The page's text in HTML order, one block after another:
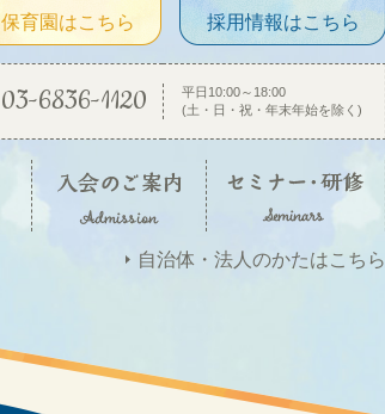
保育園はこちら 採用情報はこちら
03-6836-1120
平日10:00～18:00
(土・日・祝・年末年始を除く)
自治体・法人のかたはこちら